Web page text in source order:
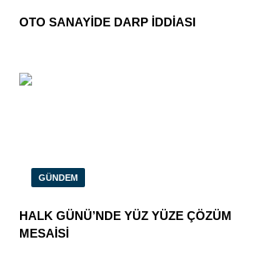
OTO SANAYİDE DARP İDDİASI
GÜNDEM
HALK GÜNÜ’NDE YÜZ YÜZE ÇÖZÜM
MESAİSİ